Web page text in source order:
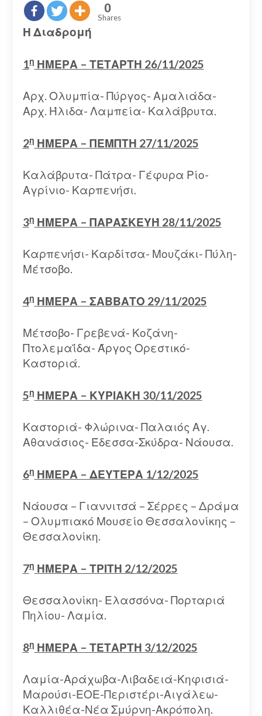
0
Shares
Η Διαδρομή
1η ΗΜΕΡΑ – ΤΕΤΑΡΤΗ 26/11/2025
Αρχ. Ολυμπία- Πύργος- Αμαλιάδα-
Αρχ. Ήλιδα- Λαμπεία- Καλάβρυτα.
2η ΗΜΕΡΑ – ΠΕΜΠΤΗ 27/11/2025
Καλάβρυτα- Πάτρα- Γέφυρα Ρίο-
Αγρίνιο- Καρπενήσι.
3η ΗΜΕΡΑ – ΠΑΡΑΣΚΕΥΉ 28/11/2025
Καρπενήσι- Καρδίτσα- Μουζάκι- Πύλη-
Μέτσοβο.
4η ΗΜΕΡΑ – ΣΑΒΒΑΤΟ 29/11/2025
Μέτσοβο- Γρεβενά- Κοζάνη-
Πτολεμαΐδα- Άργος Ορεστικό-
Καστοριά.
5η ΗΜΕΡΑ – ΚΥΡΙΑΚΗ 30/11/2025
Καστοριά- Φλώρινα- Παλαιός Αγ.
Αθανάσιος- Έδεσσα-Σκύδρα- Νάουσα.
6η ΗΜΕΡΑ – ΔΕΥΤΕΡΑ 1/12/2025
Νάουσα – Γιαννιτσά – Σέρρες – Δράμα
– Ολυμπιακό Μουσείο Θεσσαλονίκης –
Θεσσαλονίκη.
7η ΗΜΕΡΑ – ΤΡΙΤΗ 2/12/2025
Θεσσαλονίκη- Ελασσόνα- Πορταριά
Πηλίου- Λαμία.
8η ΗΜΕΡΑ – ΤΕΤΑΡΤΗ 3/12/2025
Λαμία-Αράχωβα-Λιβαδειά-Κηφισιά-
Μαρούσι-ΕΟΕ-Περιστέρι-Αιγάλεω-
Καλλιθέα-Νέα Σμύρνη-Ακρόπολη.